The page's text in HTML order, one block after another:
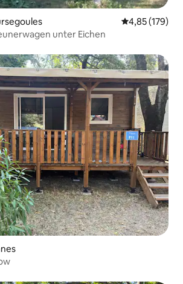
4,85 (179)
unter Eichen